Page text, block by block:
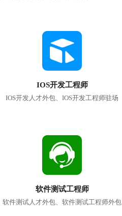
IOS开发工程师
IOS开发人才外包、IOS开发工程师驻场
软件测试工程师
软件测试人才外包、软件测试工程师外包